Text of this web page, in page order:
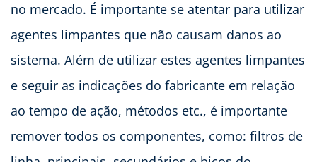
no mercado. É importante se atentar para utilizar
agentes limpantes que não causam danos ao
sistema. Além de utilizar estes agentes limpantes
e seguir as indicações do fabricante em relação
ao tempo de ação, métodos etc., é importante
remover todos os componentes, como: filtros de